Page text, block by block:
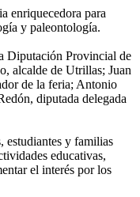
enriquecedora para
y paleontología.
Diputación Provincial de
alcalde de Utrillas; Juan
de la feria; Antonio
diputada delegada
estudiantes y familias
educativas,
el interés por los